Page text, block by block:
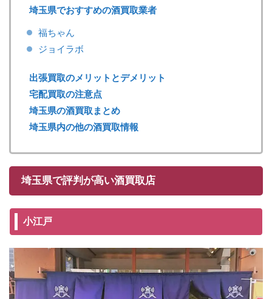
埼玉県でおすすめの酒買取業者
福ちゃん
ジョイラボ
出張買取のメリットとデメリット
宅配買取の注意点
埼玉県の酒買取まとめ
埼玉県内の他の酒買取情報
埼玉県で評判が高い酒買取店
小江戸